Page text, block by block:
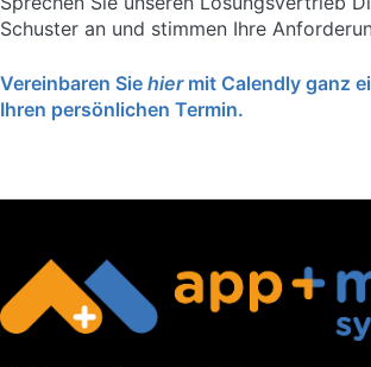
Schuster an und stimmen Ihre
Vereinbaren Sie hiermit Calendly ganz
Ihren persönlichen Termin.